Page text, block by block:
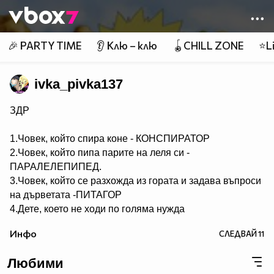
👾
🎉 PARTY TIME 👂 Клю – клю 🪀CHILL ZONE
ivka_pivka137
ЗДР
1.Човек, който спира коне - КОНСПИРАТОР
2.Човек, който пипа парите на леля си -
ПАРАЛЕЛЕПИПЕД.
3.Човек, който се разхожда из гората и задава въпроси
на дърветата -ПИТАГОР
4.Дете, което не ходи по голяма нужда
5.Хомосексуалист, който се изхожда по голяма нужда -
6.Човек, който ходи по голяма нужда по два пъти -
Инфо СЛЕДВАЙ11
Любими